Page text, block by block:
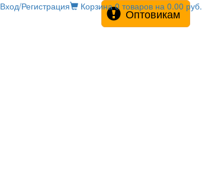
Вход/Регистрация Корзина 0 товаров на 0.00 руб.
Оптовикам